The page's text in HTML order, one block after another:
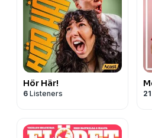
Hör Här!
6 Listeners 21